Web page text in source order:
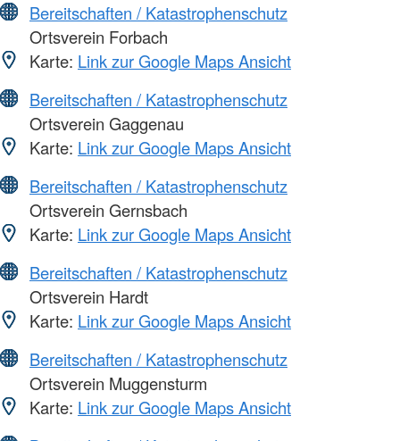
Bereitschaften / Katastrophenschutz
Ortsverein Forbach
Karte: Link zur Google Maps Ansicht
Bereitschaften / Katastrophenschutz
Ortsverein Gaggenau
Karte: Link zur Google Maps Ansicht
Bereitschaften / Katastrophenschutz
Ortsverein Gernsbach
Karte: Link zur Google Maps Ansicht
Bereitschaften / Katastrophenschutz
Ortsverein Hardt
Karte: Link zur Google Maps Ansicht
Bereitschaften / Katastrophenschutz
Ortsverein Muggensturm
Karte: Link zur Google Maps Ansicht